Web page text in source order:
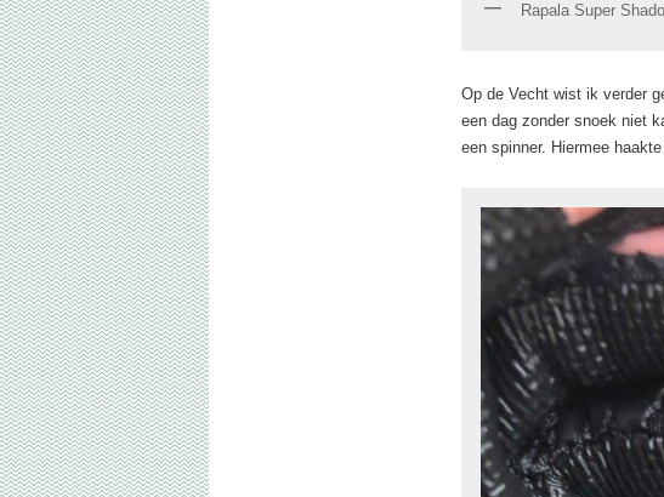
Rapala Super
Op de Vecht wist ik verder
een dag zonder snoek niet
een spinner. Hiermee